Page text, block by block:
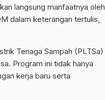
langsung manfaatnya oleh
dalam keterangan tertulis,
Tenaga Sampah (PLTSa)
Program ini tidak hanya
kerja baru serta